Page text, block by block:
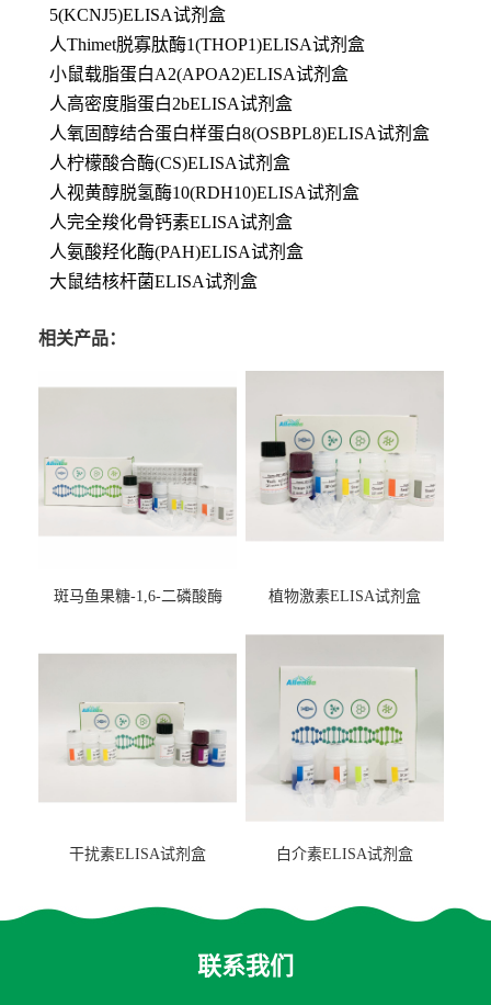
5(KCNJ5)ELISA试剂盒
人Thimet脱寡肽酶1(THOP1)ELISA试剂盒
小鼠载脂蛋白A2(APOA2)ELISA试剂盒
人高密度脂蛋白2bELISA试剂盒
人氧固醇结合蛋白样蛋白8(OSBPL8)ELISA试剂盒
人柠檬酸合酶(CS)ELISA试剂盒
人视黄醇脱氢酶10(RDH10)ELISA试剂盒
人完全羧化骨钙素ELISA试剂盒
人氨酸羟化酶(PAH)ELISA试剂盒
大鼠结核杆菌ELISA试剂盒
相关产品：
斑马鱼果糖-1,6-二磷酸酶
盒
植物激素ELISA试剂盒
干扰素ELISA试剂盒 白介素ELISA试剂盒
联系我们